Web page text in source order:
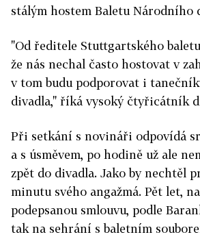
stálým hostem Baletu Národního
"Od ředitele Stuttgartského
že nás nechal často hostovat v
v tom budu podporovat i
divadla," říká vysoký čtyřicátník
Při setkání s novináři odpovídá
a s úsměvem, po hodině už ale
zpět do divadla. Jako by nechtěl
minutu svého angažmá. Pět let,
podepsanou smlouvu, podle
tak na sehrání s baletním